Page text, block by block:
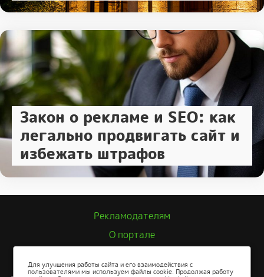
Закон о рекламе и SEO: как
легально продвигать сайт и
избежать штрафов
Рекламодателям
О портале
Для улучшения работы сайта и его взаимодействия с
пользователями мы используем файлы cookie. Продолжая работу